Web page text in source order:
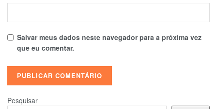
Salvar meus dados neste navegador para a próxima vez
que eu comentar.
Pesquisar